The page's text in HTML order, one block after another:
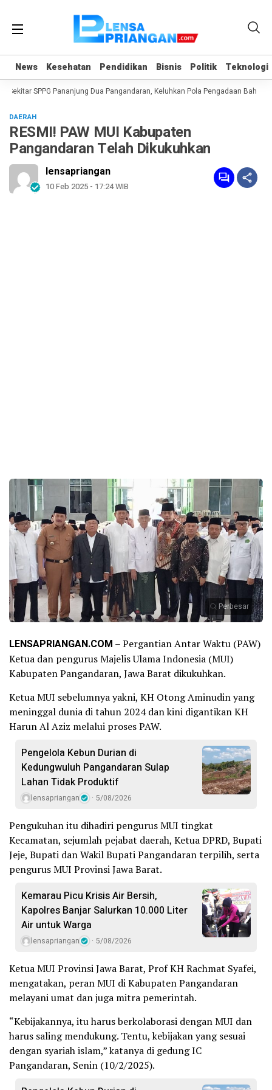
News Kesehatan Pendidikan Bisnis Politik Teknologi
News Kesehatan Pendidikan Bisnis Politik Teknologi
Sekitar SPPG Pananjung Dua Pangandaran, Keluhkan Pola Pengadaan Bahan
DAERAH
RESMI! PAW MUI Kabupaten
Pangandaran Telah Dikukuhkan
lensapriangan
10 Feb 2025 - 17:24 WIB
Perbesar
LENSAPRIANGAN.COM – Pergantian Antar Waktu (PAW)
Ketua dan pengurus Majelis Ulama Indonesia (MUI)
Kabupaten Pangandaran, Jawa Barat dikukuhkan.
Ketua MUI sebelumnya yakni, KH Otong Aminudin yang
meninggal dunia di tahun 2024 dan kini digantikan KH
Harun Al Aziz melalui proses PAW.
Pengelola Kebun Durian di
Kedungwuluh Pangandaran Sulap
Lahan Tidak Produktif ‎
lensapriangan 5/08/2026
Pengukuhan itu dihadiri pengurus MUI tingkat
Kecamatan, sejumlah pejabat daerah, Ketua DPRD, Bupati
Jeje, Bupati dan Wakil Bupati Pangandaran terpilih, serta
pengurus MUI Provinsi Jawa Barat.
Kemarau Picu Krisis Air Bersih,
Kapolres Banjar Salurkan 10.000 Liter
Air untuk Warga
lensapriangan 5/08/2026
Ketua MUI Provinsi Jawa Barat, Prof KH Rachmat Syafei,
mengatakan, peran MUI di Kabupaten Pangandaran
melayani umat dan juga mitra pemerintah.
“Kebijakannya, itu harus berkolaborasi dengan MUI dan
harus saling mendukung. Tentu, kebijakan yang sesuai
dengan syariah islam,” katanya di gedung IC
Pangandaran, Senin (10/2/2025).